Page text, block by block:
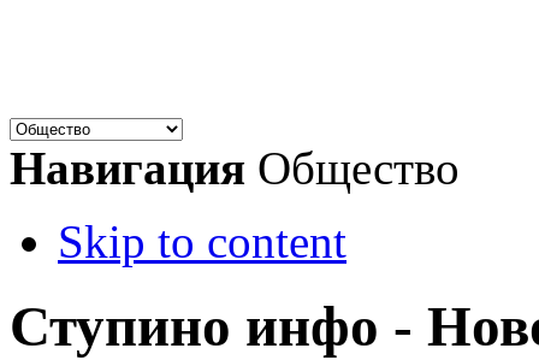
Навигация Общество
Skip to content
Ступино инфо -